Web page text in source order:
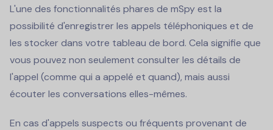
L'une des fonctionnalités phares de mSpy est la
possibilité d'enregistrer les appels téléphoniques et de
les stocker dans votre tableau de bord. Cela signifie que
vous pouvez non seulement consulter les détails de
l'appel (comme qui a appelé et quand), mais aussi
écouter les conversations elles-mêmes.
En cas d'appels suspects ou fréquents provenant de